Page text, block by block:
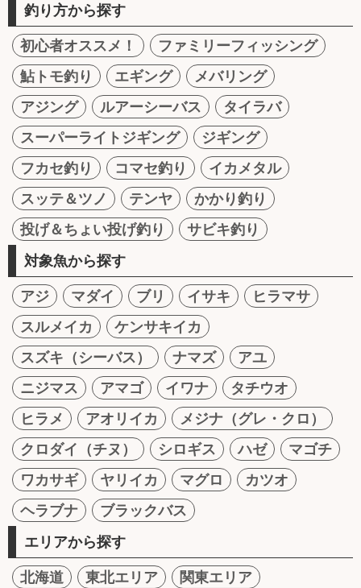
釣り方から探す
初心者オススメ！
ファミリーフィッシング
鮎トモ釣り
エギング
メバリング
アジング
ルアーシーバス
タイラバ
スーパーライトジギング
ジギング
フカセ釣り
コマセ釣り
イカメタル
スッテ＆ツノ
テンヤ
かかり釣り
投げ＆ちょい投げ釣り
サビキ釣り
対象魚から探す
アジ マダイ ブリ イサキ
ヒラマサ
スルメイカ
ケンサキイカ
スズキ（シーバス）
ナマズ
アユ
ニジマス
アマゴ イワナ
タチウオ
ヒラメ
アオリイカ
メジナ（グレ・クロ）
クロダイ（チヌ）
シロギス ハゼ
マゴチ
ワカサギ
ヤリイカ マグロ
カツオ
ヘラブナ
ブラックバス
エリアから探す
北海道 東北エリア
関東エリア